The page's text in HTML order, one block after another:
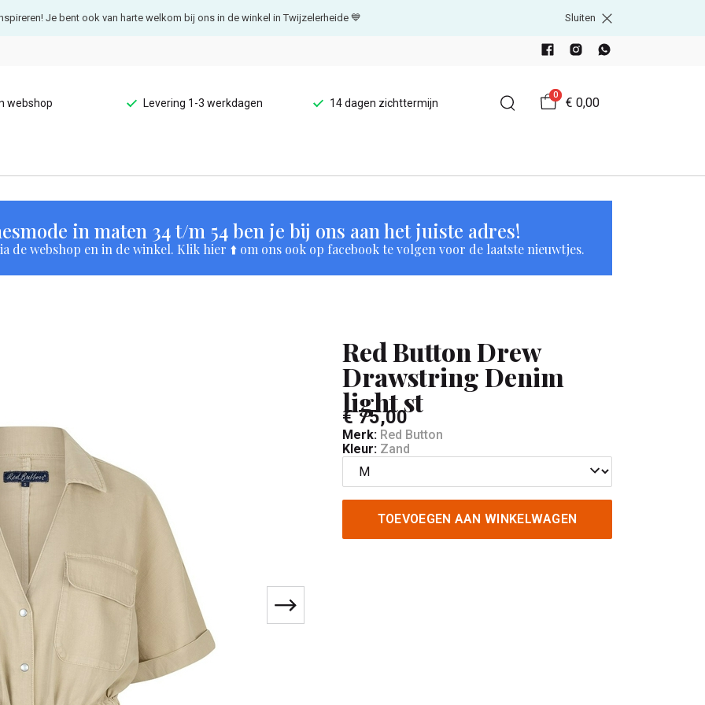
Je bent ook van harte welkom bij ons in de winkel in Twijzelerheide 💙 Sluiten
webshop Levering 1-3 werkdagen 14 dagen zichttermijn
0
€ 0,00
in maten 34 t/m 54 ben je bij ons aan het juiste adres!
de webshop en in de winkel. Klik hier ⬆️ om ons ook op facebook te volgen voor de laatste nieuwtjes.
Red Button Drew
Drawstring Denim
light st
€ 75,00
Merk: Red Button
Kleur: Zand
TOEVOEGEN AAN WINKELWAGEN